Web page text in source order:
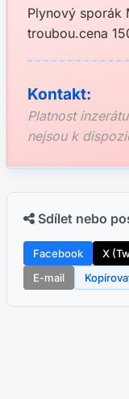
Plynový sporák
troubou.cena
Kontakt:
Platnost
nejsou k
Sdílet nebo
Facebook X
E-mail